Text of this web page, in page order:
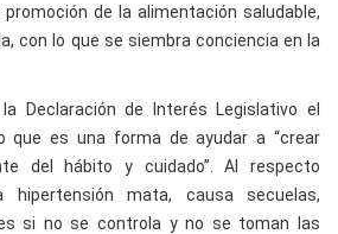
de la alimentación saludable,
con lo que se siembra conciencia en la
Declaración de Interés Legislativo el
que es una forma de ayudar a “crear
del hábito y cuidado”. Al respecto
hipertensión mata, causa secuelas,
si no se controla y no se toman las